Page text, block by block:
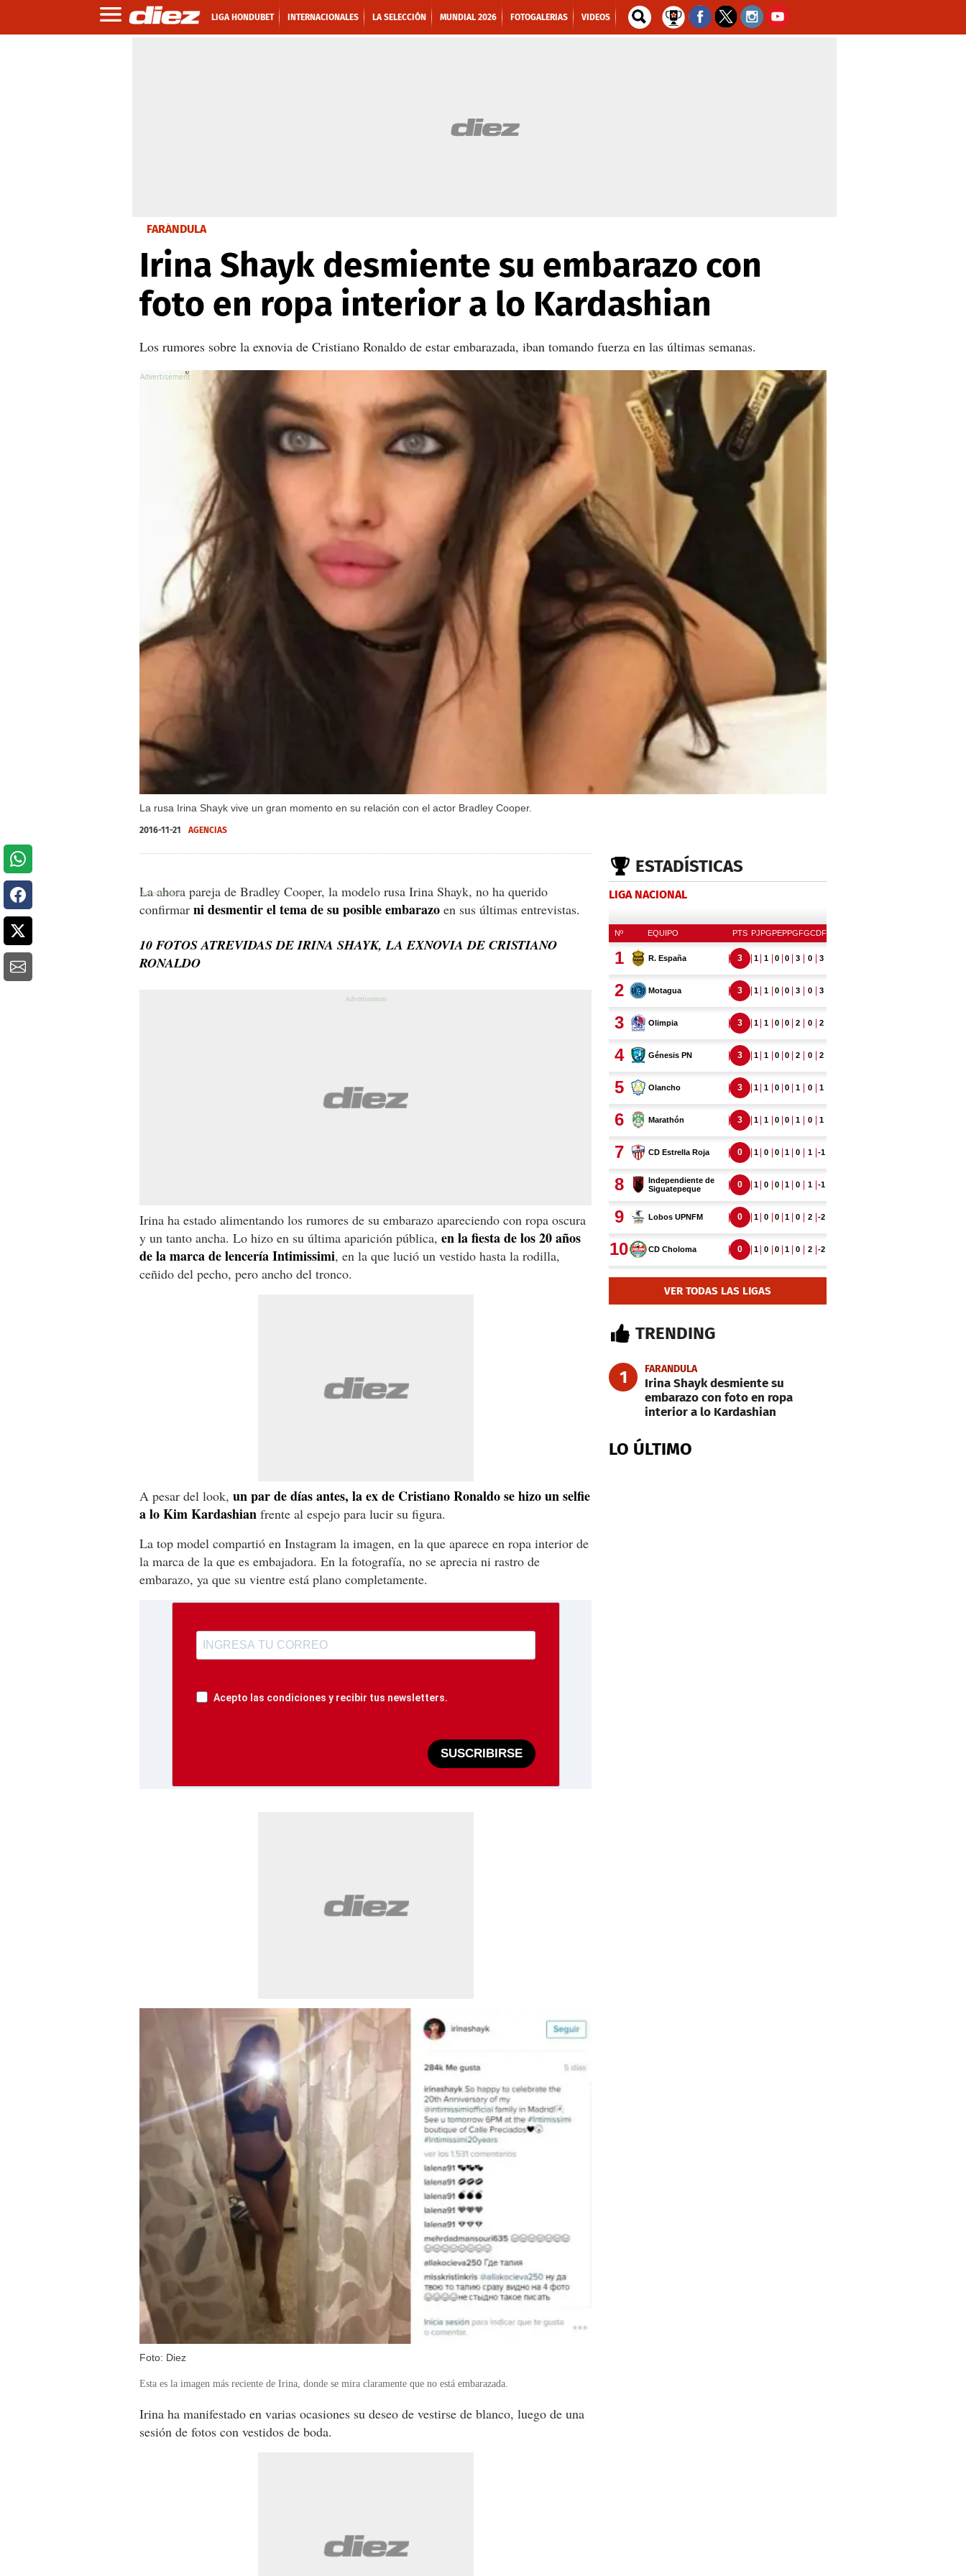
LIGA HONDUBET INTERNACIONALES LA SELECCIÓN MUNDIAL 2026 FOTOGALERIAS VIDEOS
FARÁNDULA
Irina Shayk desmiente su embarazo con
foto en ropa interior a lo Kardashian
Los rumores sobre la exnovia de Cristiano Ronaldo de estar embarazada, iban tomando fuerza en las últimas semanas.
La rusa Irina Shayk vive un gran momento en su relación con el actor Bradley Cooper.
X
X
2016-11-21 AGENCIAS
La ahora pareja de Bradley Cooper, la modelo rusa Irina Shayk, no ha querido
confirmar ni desmentir el tema de su posible embarazo en sus últimas entrevistas.
10 FOTOS ATREVIDAS DE IRINA SHAYK, LA EXNOVIA DE CRISTIANO
RONALDO
Irina ha estado alimentando los rumores de su embarazo apareciendo con ropa oscura
y un tanto ancha. Lo hizo en su última aparición pública, en la fiesta de los 20 años
de la marca de lencería Intimissimi, en la que lució un vestido hasta la rodilla,
ceñido del pecho, pero ancho del tronco.
A pesar del look, un par de días antes, la ex de Cristiano Ronaldo se hizo un selfie
a lo Kim Kardashian frente al espejo para lucir su figura.
La top model compartió en Instagram la imagen, en la que aparece en ropa interior de
la marca de la que es embajadora. En la fotografía, no se aprecia ni rastro de
embarazo, ya que su vientre está plano completamente.
Acepto las condiciones y recibir tus newsletters.
SUSCRIBIRSE
Foto: Diez
Esta es la imagen más reciente de Irina, donde se mira claramente que no está embarazada.
Irina ha manifestado en varias ocasiones su deseo de vestirse de blanco, luego de una
sesión de fotos con vestidos de boda.
ESTADÍSTICAS
LIGA NACIONAL
VER TODAS LAS LIGAS
TRENDING
1 FARANDULA
Irina Shayk desmiente su
embarazo con foto en ropa
interior a lo Kardashian
LO ÚLTIMO